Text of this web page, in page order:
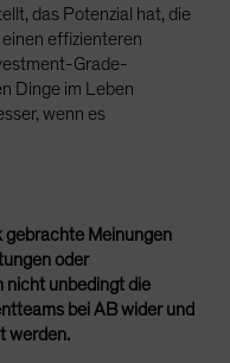
das Potenzial hat, die
effizienteren
Grade-
Dinge im Leben
wenn es
gebrachte Meinungen
oder
nicht unbedingt die
bei AB wider und
werden.